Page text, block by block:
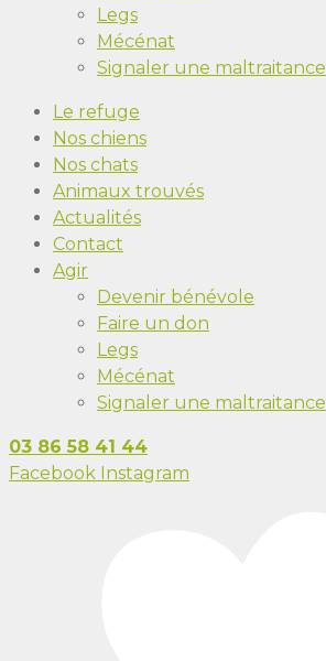
Legs
Mécénat
Signaler une maltraitance
Le refuge
Nos chiens
Nos chats
Animaux trouvés
Actualités
Contact
Agir
Devenir bénévole
Faire un don
Legs
Mécénat
Signaler une maltraitance
03 86 58 41 44
Facebook Instagram